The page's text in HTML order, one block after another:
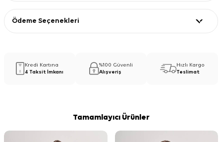
Ödeme Seçenekleri
Kredi Kartına
4 Taksit İmkanı
%100 Güvenli
Alışveriş
Hızlı Kargo
Teslimat
Tamamlayıcı Ürünler